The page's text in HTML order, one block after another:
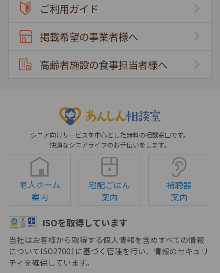
ご利用ガイド
掲載希望の事業者様へ
高齢者施設の食事担当者様へ
シニア向けサービスを中心とした無料の相談窓口です。
快適なシニアライフのお手伝いをします。
老人ホーム
案内
宅配ごはん
案内
補聴器
案内
ISOを取得しています
当社はお客様から取得する個人情報を含めすべての情報
についてISO27001に基づく管理を行い、情報のセキュリ
ティを確保しています。